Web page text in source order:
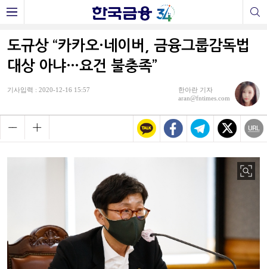
도규상 “카카오·네이버, 금융그룹감독법
대상 아냐…요건 불충족”
기사입력 : 2020-12-16 15:57
한아란 기자
aran@fntimes.com